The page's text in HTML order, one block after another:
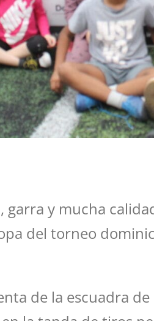
garra y mucha
del torneo
de la escuadra